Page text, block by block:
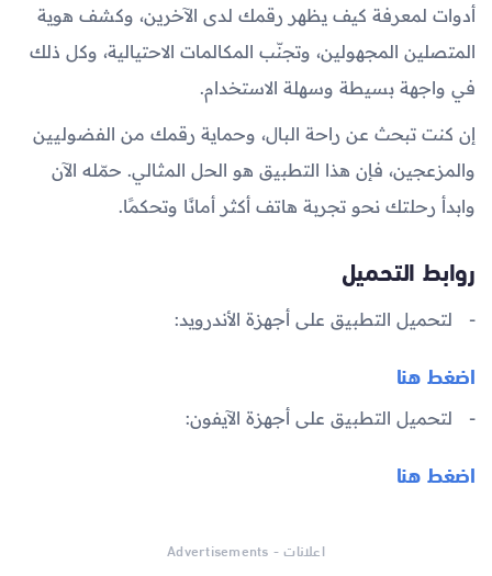
أدوات لمعرفة كيف يظهر رقمك لدى الآخرين، وكشف هوية
المتصلين المجهولين، وتجنّب المكالمات الاحتيالية، وكل ذلك
في واجهة بسيطة وسهلة الاستخدام.
إن كنت تبحث عن راحة البال، وحماية رقمك من الفضوليين
والمزعجين، فإن هذا التطبيق هو الحل المثالي. حمّله الآن
وابدأ رحلتك نحو تجربة هاتف أكثر أمانًا وتحكمًا.
روابط التحميل
لتحميل التطبيق على أجهزة الأندرويد:
اضغط هنا
لتحميل التطبيق على أجهزة الآيفون:
اضغط هنا
اعلانات - Advertisements